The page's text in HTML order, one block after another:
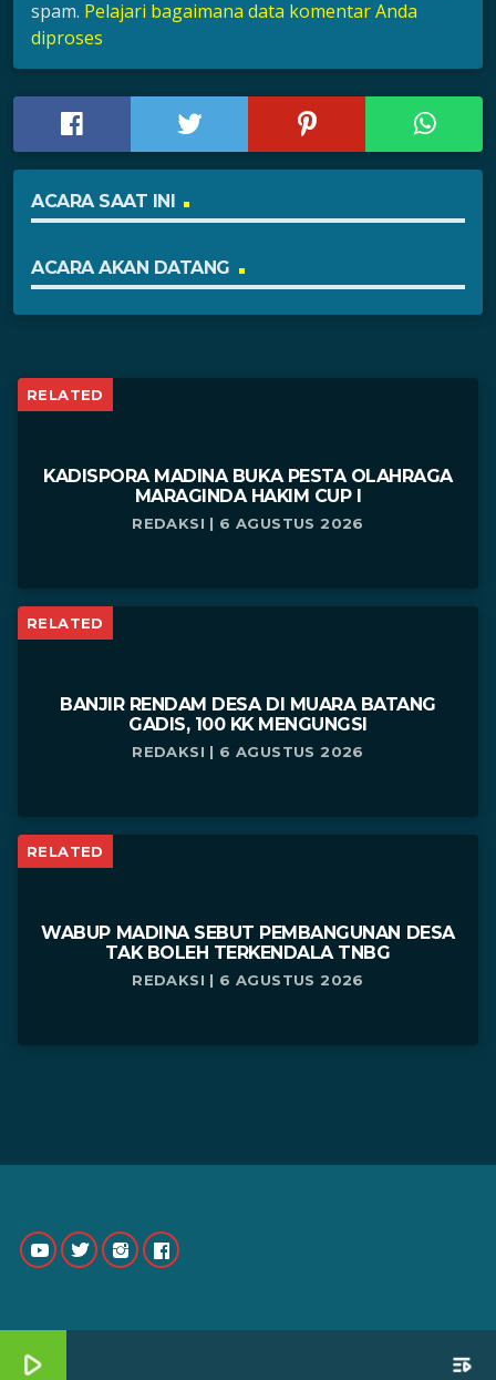
spam. Pelajari bagaimana data komentar Anda
diproses
ACARA SAAT INI
ACARA AKAN DATANG
RELATED
KADISPORA MADINA BUKA PESTA OLAHRAGA
MARAGINDA HAKIM CUP I
REDAKSI | 6 AGUSTUS 2026
RELATED
BANJIR RENDAM DESA DI MUARA BATANG
GADIS, 100 KK MENGUNGSI
REDAKSI | 6 AGUSTUS 2026
RELATED
WABUP MADINA SEBUT PEMBANGUNAN DESA
TAK BOLEH TERKENDALA TNBG
REDAKSI | 6 AGUSTUS 2026
play_arrow playlist_play